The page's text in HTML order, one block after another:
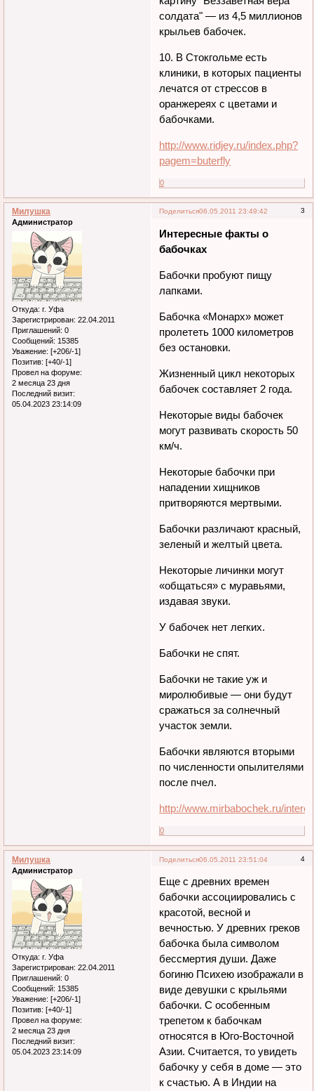
солдата" — из 4,5 миллионов
крыльев бабочек.
10. В Стокгольме есть
клиники, в которых пациенты
лечатся от стрессов в
оранжереях с цветами и
бабочками.
http://www.ridjey.ru/index.php?
pagem=buterfly
0
Поделиться 3
06.05.2011 23:49:42
Милушка
Администратор
Откуда: г. Уфа
Зарегистрирован: 22.04.2011
Приглашений: 0
Сообщений: 15385
Уважение: [+206/-1]
Позитив: [+40/-1]
Провел на форуме:
2 месяца 23 дня
Последний визит:
05.04.2023 23:14:09
Интересные факты о
бабочках
Бабочки пробуют пищу
лапками.
Бабочка «Монарх» может
пролететь 1000 километров
без остановки.
Жизненный цикл некоторых
бабочек составляет 2 года.
Некоторые виды бабочек
могут развивать скорость 50
км/ч.
Некоторые бабочки при
нападении хищников
притворяются мертвыми.
Бабочки различают красный,
зеленый и желтый цвета.
Некоторые личинки могут
«общаться» с муравьями,
издавая звуки.
У бабочек нет легких.
Бабочки не спят.
Бабочки не такие уж и
миролюбивые — они будут
сражаться за солнечный
участок земли.
Бабочки являются вторыми
по численности опылителями
после пчел.
http://www.mirbabochek.ru/
0
Поделиться 4
06.05.2011 23:51:04
Милушка
Администратор
Откуда: г. Уфа
Зарегистрирован: 22.04.2011
Приглашений: 0
Сообщений: 15385
Уважение: [+206/-1]
Позитив: [+40/-1]
Провел на форуме:
2 месяца 23 дня
Последний визит:
05.04.2023 23:14:09
Еще с древних времен
бабочки ассоциировались с
красотой, весной и
вечностью. У древних греков
бабочка была символом
бессмертия души. Даже
богиню Психею изображали в
виде девушки с крыльями
бабочки. С особенным
трепетом к бабочкам
относятся в Юго-Восточной
Азии. Считается, то увидеть
бабочку у себя в доме — это
к счастью. А в Индии на